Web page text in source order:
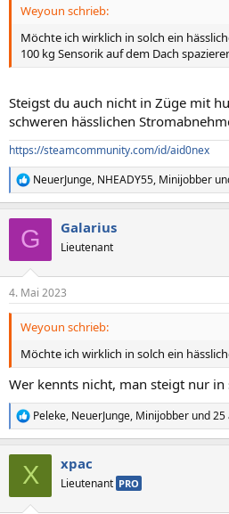
Weyoun schrieb:
Möchte ich wirklich in solch ein
100 kg Sensorik auf dem Dach
Steigst du auch nicht in Züge mit
schweren hässlichen
https://steamcommunity.com/id/aid0nex
R
e
e
n
NeuerJunge, NHEADY55, Minijobber
G Galarius
Lieutenant
4. Mai 2023
Weyoun schrieb:
Möchte ich wirklich in solch ein
Wer kennts nicht, man steigt nur in
R
e
Peleke, NeuerJunge, Minijobber und
X xpac
Lieutenant PRO